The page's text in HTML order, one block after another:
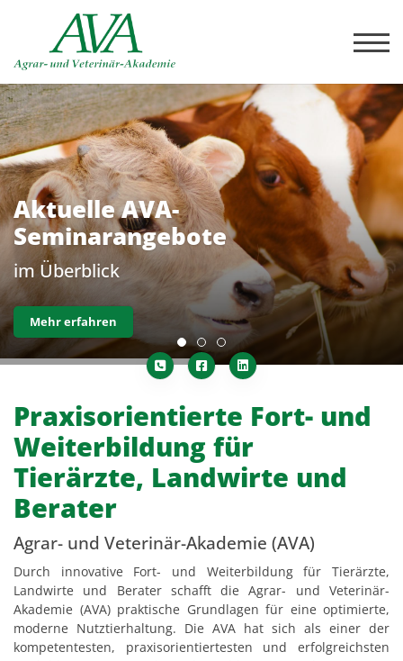
Aktuelle AVA-
Seminarangebote
im Überblick
Mehr erfahren
Praxisorientierte Fort- und
Weiterbildung für
Tierärzte, Landwirte und
Berater
Agrar- und Veterinär-Akademie (AVA)
Durch innovative Fort- und Weiterbildung für Tierärzte,
Landwirte und Berater schafft die Agrar- und Veterinär-
Akademie (AVA) praktische Grundlagen für eine optimierte,
moderne Nutztierhaltung. Die AVA hat sich als einer der
kompetentesten, praxisorientiertesten und erfolgreichsten